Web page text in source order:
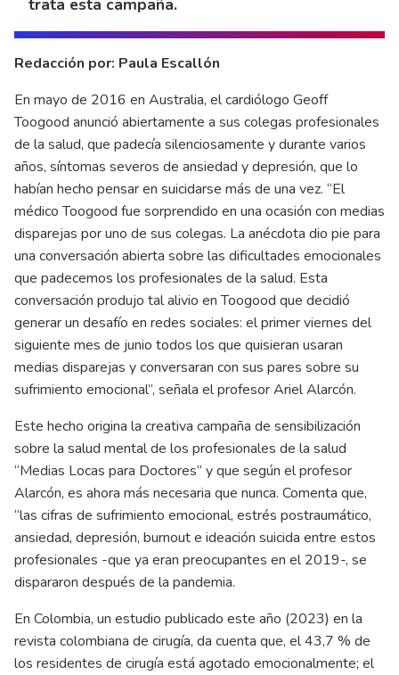
trata esta campaña.
Redacción por: Paula Escallón
En mayo de 2016 en Australia, el cardiólogo Geoff
Toogood anunció abiertamente a sus colegas profesionales
de la salud, que padecía silenciosamente y durante varios
años, síntomas severos de ansiedad y depresión, que lo
habían hecho pensar en suicidarse más de una vez. “El
médico Toogood fue sorprendido en una ocasión con medias
disparejas por uno de sus colegas. La anécdota dio pie para
una conversación abierta sobre las dificultades emocionales
que padecemos los profesionales de la salud. Esta
conversación produjo tal alivio en Toogood que decidió
generar un desafío en redes sociales: el primer viernes del
siguiente mes de junio todos los que quisieran usaran
medias disparejas y conversaran con sus pares sobre su
sufrimiento emocional”, señala el profesor Ariel Alarcón.
Este hecho origina la creativa campaña de sensibilización
sobre la salud mental de los profesionales de la salud
“Medias Locas para Doctores” y que según el profesor
Alarcón, es ahora más necesaria que nunca. Comenta que,
“las cifras de sufrimiento emocional, estrés postraumático,
ansiedad, depresión, burnout e ideación suicida entre estos
profesionales -que ya eran preocupantes en el 2019-, se
dispararon después de la pandemia.
En Colombia, un estudio publicado este año (2023) en la
revista colombiana de cirugía, da cuenta que, el 43,7 % de
los residentes de cirugía está agotado emocionalmente; el